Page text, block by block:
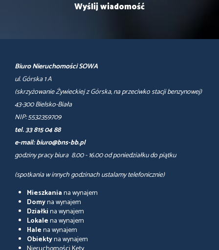
Biuro Nieruchomości SOWA
ul. Górska 1 A
(skrzyżowanie Żywieckiej z Górska, na przeciwko stacji benzynowej)
43-300 Bielsko-Biała
NIP: 5532359709
tel. 33 815 04 88
e-mail: biuro@bns-bb.pl
godziny pracy biura 8.00 - 16.00 od poniedziałku do piątku
(spotkania w innych godzinach ustalamy telefonicznie)
Mieszkaniana wynajem
Domyna wynajem
Działkina wynajem
Lokalena wynajem
Halena wynajem
Obiektyna wynajem